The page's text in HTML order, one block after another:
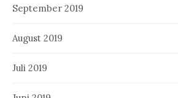
September 2019
August 2019
Juli 2019